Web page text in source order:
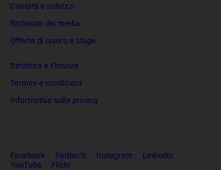
Contatti e indirizzi
Richieste dei media
Offerte di lavoro e stage
Struttura e Finanze
Termini e condizioni
Informativa sulla privacy
Facebook Twitter/X Instagram
LinkedIn
YouTube
Flickr